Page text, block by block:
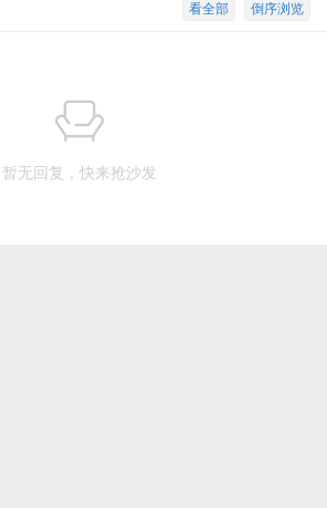
倒序浏览
看全部
暂无回复，快来抢沙发